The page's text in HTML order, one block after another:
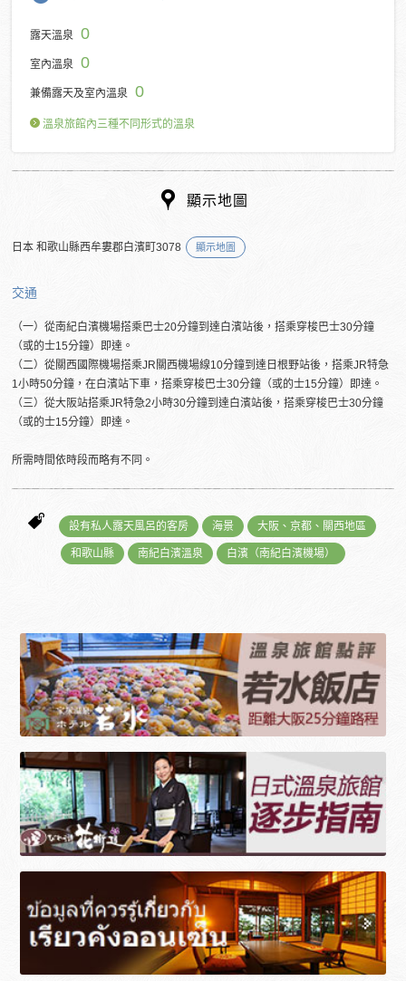
露天溫泉 0
室內溫泉 0
兼備露天及室內溫泉 0
溫泉旅館內三種不同形式的溫泉
顯示地圖
日本 和歌山縣西牟婁郡白濱町3078 顯示地圖
交通
（一）從南紀白濱機場搭乘巴士20分鐘到達白濱站後，搭乘穿梭巴士30分鐘
（或的士15分鐘）即達。
（二）從關西國際機場搭乘JR關西機場線10分鐘到達日根野站後，搭乘JR特急
1小時50分鐘，在白濱站下車，搭乘穿梭巴士30分鐘（或的士15分鐘）即達。
（三）從大阪站搭乘JR特急2小時30分鐘到達白濱站後，搭乘穿梭巴士30分鐘
（或的士15分鐘）即達。
所需時間依時段而略有不同。
設有私人露天風呂的客房 海景 大阪、京都、關西地區
和歌山縣 南紀白濱溫泉 白濱（南紀白濱機場）